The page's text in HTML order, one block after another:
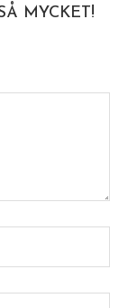
MYCKET!